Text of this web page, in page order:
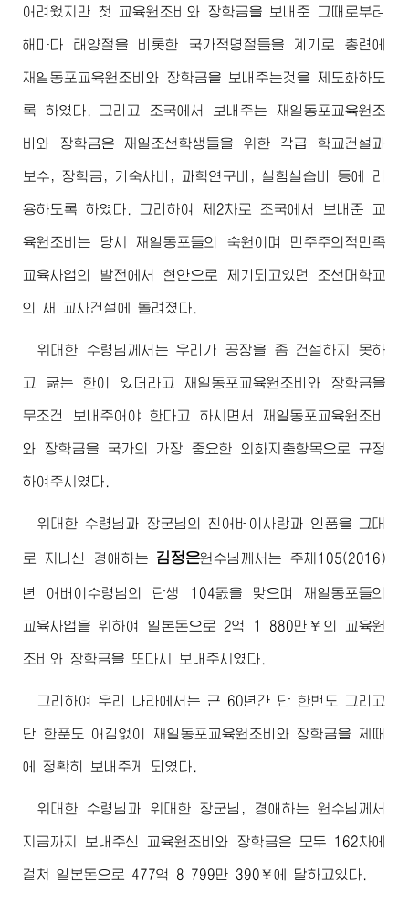
어려웠지만 첫 교육원조비와 장학금을 보내준 그때로부터
해마다 태양절을 비롯한 국가적명절들을 계기로 총련에
재일동포교육원조비와 장학금을 보내주는것을 제도화하도
록 하였다. 그리고 조국에서 보내주는 재일동포교육원조
비와 장학금은 재일조선학생들을 위한 각급 학교건설과
보수, 장학금, 기숙사비, 과학연구비, 실험실습비 등에 리
용하도록 하였다. 그리하여 제2차로 조국에서 보내준 교
육원조비는 당시 재일동포들의 숙원이며 민주주의적민족
교육사업의 발전에서 현안으로 제기되고있던 조선대학교
의 새 교사건설에 돌려졌다.
위대한 수령님 께서는 우리가 공장을 좀 건설하지 못하
고 굶는 한이 있더라고 재일동포교육원조비와 장학금을
무조건 보내주어야 한다고 하시면서 재일동포교육원조비
와 장학금을 국가의 가장 중요한 외화지출항목으로 규정
하여주시였다.
위대한 수령님 과 장군님 의 친 어버이 사랑과 인품을 그대
로 지니신 경애하는 김정은원수님 께서는 주체105(2016)
년 어버이수령님의 탄생 104돐을 맞으며 재일동포들의
교육사업을 위하여 일본돈으로 2억 1 880만￥의 교육원
조비와 장학금을 또다시 보내주시였다.
그리하여 우리 나라에서는 근 60년간 단 한번도 그리고
단 한푼도 어김없이 재일동포교육원조비와 장학금을 제때
에 정확히 보내주게 되였다.
위대한 수령님 과 위대한 장군님 , 경애하는 원수님 께서
지금까지 보내주신 교육원조비와 장학금은 모두 162차에
걸쳐 일본돈으로 477억 8 799만 390￥에 달하고있다.